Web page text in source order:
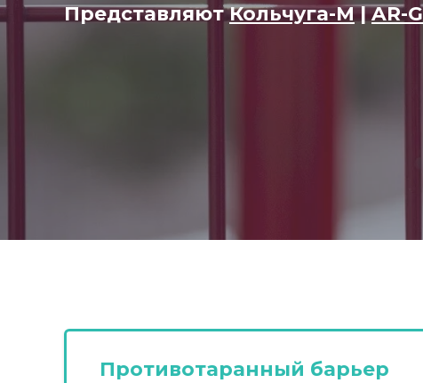
ПредставляютКольчуга-М|AR-
Противотаранный барьер